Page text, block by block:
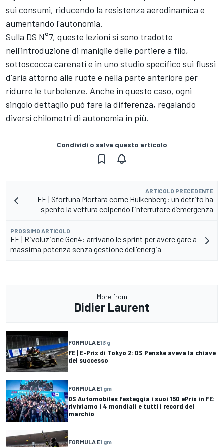
sui consumi, riducendo la resistenza aerodinamica e
aumentando l'autonomia.
Sulla DS N°7, queste lezioni si sono tradotte
nell'introduzione di maniglie delle portiere a filo,
sottoscocca carenati e in uno studio specifico sui flussi
d'aria attorno alle ruote e nella parte anteriore per
ridurre le turbolenze. Anche in questo caso, ogni
singolo dettaglio può fare la differenza, regalando
diversi chilometri di autonomia in più.
Condividi o salva questo articolo
ARTICOLO PRECEDENTE
FE | Sfortuna Mortara come Hulkenberg: un detrito ha
spento la vettura colpendo l’interrutore d’emergenza
PROSSIMO ARTICOLO
FE | Rivoluzione Gen4: arrivano le sprint per avere gare a
massima potenza senza gestione dell'energia
More from
Didier Laurent
FORMULA E13 g
FE | E-Prix di Tokyo 2: DS Penske aveva la chiave
del successo
FORMULA E1 gm
DS Automobiles festeggia i suoi 150 ePrix in FE:
riviviamo i 4 mondiali e tutti i record del
marchio
FORMULA E1 gm